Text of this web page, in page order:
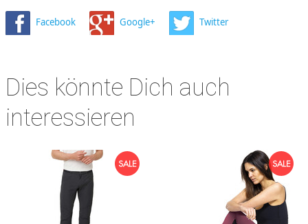
Facebook Google+ Twitter
Dies könnte Dich auch
interessieren